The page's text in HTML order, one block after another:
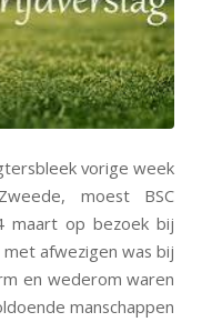
vorige week
moest BSC
maart op bezoek bij
met afwezigen was bij
en wederom waren
manschappen